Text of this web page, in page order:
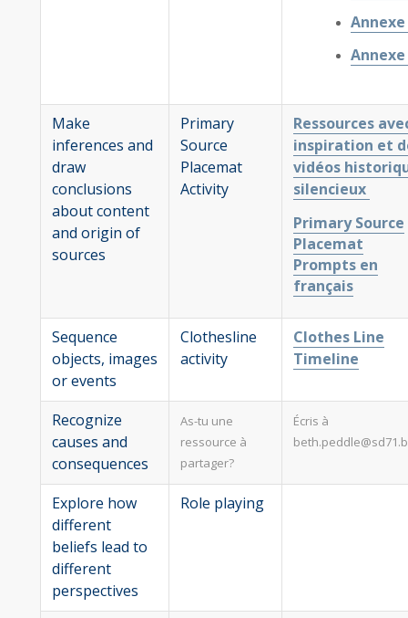
Annexe
Annexe
Make
inferences and
draw
conclusions
about content
and origin of
sources
Primary
Source
Placemat
Activity
Ressources
inspiration et
vidéos
silencieux
Primary Source
Placemat
Prompts en
français
Sequence
objects, images
or events
Clothesline
activity
Clothes Line
Timeline
Recognize
causes and
consequences
As-tu une
ressource à
partager?
Écris à
Explore how
different
beliefs lead to
different
perspectives
Role playing